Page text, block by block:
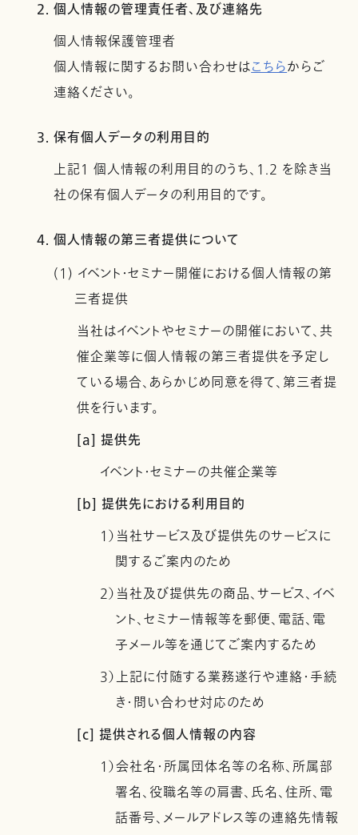
2. 個人情報の管理責任者、及び連絡先
個人情報保護管理者
個人情報に関するお問い合わせはこちらからご
連絡ください。
3. 保有個人データの利用目的
上記１ 個人情報の利用目的のうち、1.2 を除き当
社の保有個人データの利用目的です。
4. 個人情報の第三者提供について
(1) イベント・セミナー開催における個人情報の第
三者提供
当社はイベントやセミナーの開催において、共
催企業等に個人情報の第三者提供を予定し
ている場合、あらかじめ同意を得て、第三者提
供を行います。
[a] 提供先
イベント・セミナーの共催企業等
[b] 提供先における利用目的
1）当社サービス及び提供先のサービスに
関するご案内のため
2）当社及び提供先の商品、サービス、イベ
ント、セミナー情報等を郵便、電話、電
子メール等を通じてご案内するため
3）上記に付随する業務遂行や連絡・手続
き・問い合わせ対応のため
[c] 提供される個人情報の内容
1）会社名・所属団体名等の名称、所属部
署名、役職名等の肩書、氏名、住所、電
話番号、メールアドレス等の連絡先情報